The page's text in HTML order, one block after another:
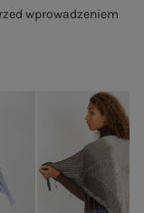
wprowadzeniem